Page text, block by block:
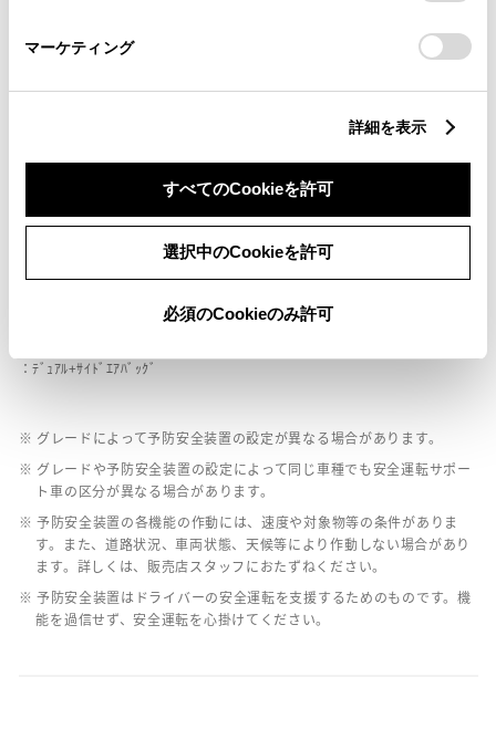
マーケティング
詳細を表示
すべてのCookieを許可
選択中のCookieを許可
必須のCookieのみ許可
パノラミックビューモニター（全周囲カメラ）
：ﾃﾞｭｱﾙ+ｻｲﾄﾞｴｱﾊﾞｯｸﾞ
※ グレードによって予防安全装置の設定が異なる場合があります。
※ グレードや予防安全装置の設定によって同じ車種でも安全運転サポー
ト車の区分が異なる場合があります。
※ 予防安全装置の各機能の作動には、速度や対象物等の条件がありま
す。また、道路状況、車両状態、天候等により作動しない場合があり
ます。詳しくは、販売店スタッフにおたずねください。
※ 予防安全装置はドライバーの安全運転を支援するためのものです。機
能を過信せず、安全運転を心掛けてください。